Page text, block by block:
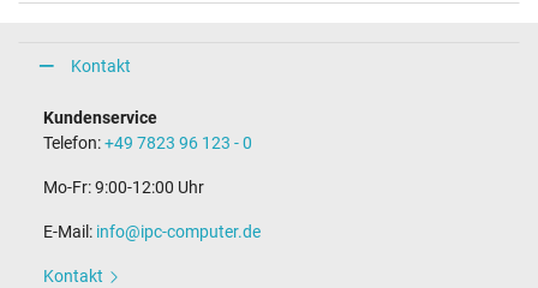
Kontakt
Kundenservice
Telefon:+49 7823 96 123 - 0
Mo-Fr: 9:00-12:00 Uhr
E-Mail: info@ipc-computer.de
Kontakt